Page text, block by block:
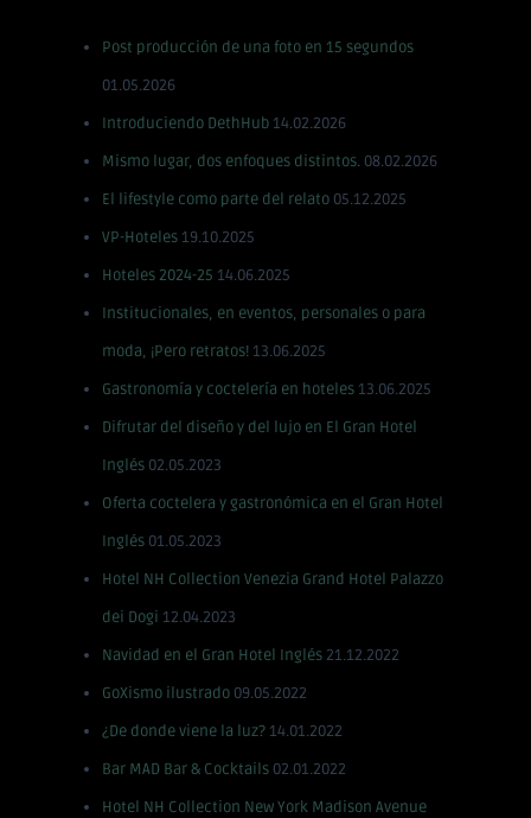
Post producción de una foto en 15 segundos
01.05.2026
Introduciendo DethHub 14.02.2026
Mismo lugar, dos enfoques distintos. 08.02.2026
El lifestyle como parte del relato 05.12.2025
VP-Hoteles 19.10.2025
Hoteles 2024-25 14.06.2025
Institucionales, en eventos, personales o para
moda, ¡Pero retratos! 13.06.2025
Gastronomía y coctelería en hoteles 13.06.2025
Difrutar del diseño y del lujo en El Gran Hotel
Inglés 02.05.2023
Oferta coctelera y gastronómica en el Gran Hotel
Inglés 01.05.2023
Hotel NH Collection Venezia Grand Hotel Palazzo
dei Dogi 12.04.2023
Navidad en el Gran Hotel Inglés 21.12.2022
GoXismo ilustrado 09.05.2022
¿De donde viene la luz? 14.01.2022
Bar MAD Bar & Cocktails 02.01.2022
Hotel NH Collection New York Madison Avenue